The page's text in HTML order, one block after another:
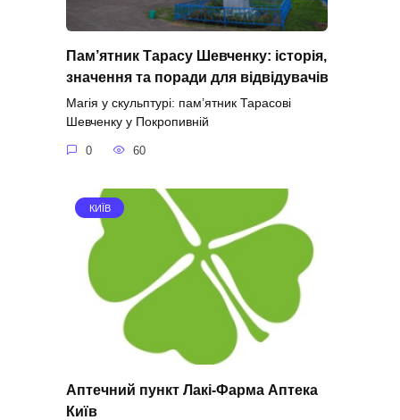
Пам’ятник Тарасу Шевченку: історія,
значення та поради для відвідувачів
Магія у скульптурі: пам’ятник Тарасові
Шевченку у Покропивній
0 60
КИЇВ
Аптечний пункт Лакі-Фарма Аптека
Київ